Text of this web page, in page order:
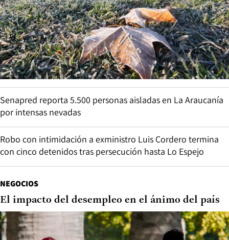
Senapred reporta 5.500 personas aisladas en La Araucanía
por intensas nevadas
Robo con intimidación a exministro Luis Cordero termina
con cinco detenidos tras persecución hasta Lo Espejo
NEGOCIOS
El impacto del desempleo en el ánimo del país